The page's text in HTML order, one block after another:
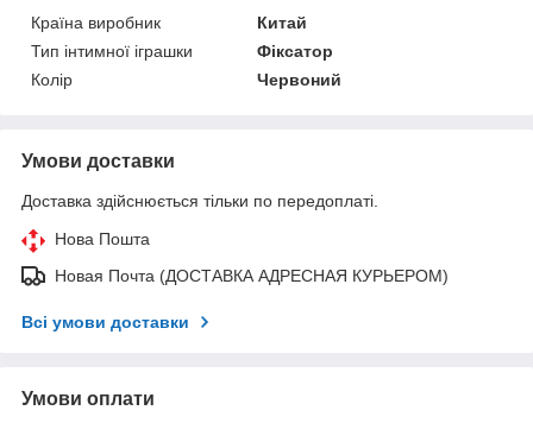
Країна виробник
Китай
Тип інтимної іграшки
Фіксатор
Колір
Червоний
Умови доставки
Доставка здійснюється тільки по передоплаті.
Нова Пошта
Новая Почта (ДОСТАВКА АДРЕСНАЯ КУРЬЕРОМ)
Всі умови доставки
Умови оплати